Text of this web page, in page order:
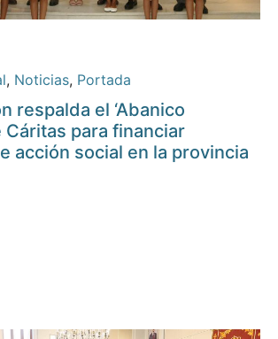
, Noticias, Portada
respalda el ‘Abanico
Cáritas para financiar
acción social en la provincia